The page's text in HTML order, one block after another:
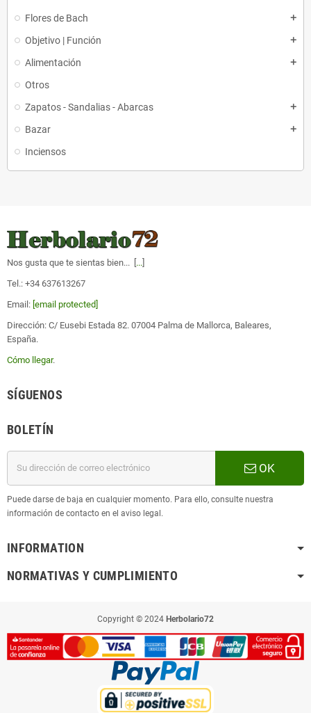
Flores de Bach add
Objetivo | Función add
Alimentación add
Otros
Zapatos - Sandalias - Abarcas
add
Bazar add
Inciensos
Nos gusta que te sientas bien... [ ...
Tel.: +34 637613267
Email: [email protected]
Dirección: C/ Eusebi Estada 82. 07004 Palma de Mallorca, Baleares,
España.
Cómo llegar.
SÍGUENOS
BOLETÍN
OK
Puede darse de baja en cualquier momento. Para ello, consulte nuestra
información de contacto en el aviso legal.
INFORMATION
NORMATIVAS Y CUMPLIMIENTO
Copyright © 2024 Herbolario72